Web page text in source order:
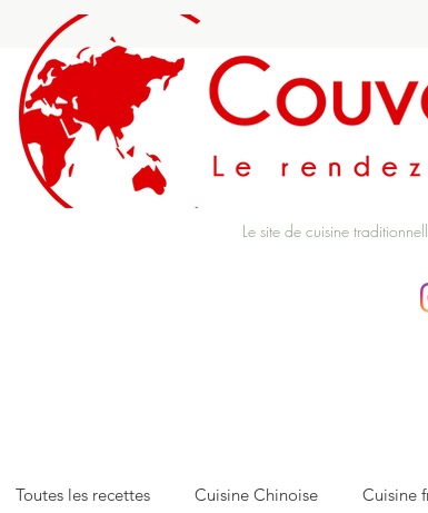
Le site de cuisine
Toutes les recettes Cuisine Chinoise Cuisine